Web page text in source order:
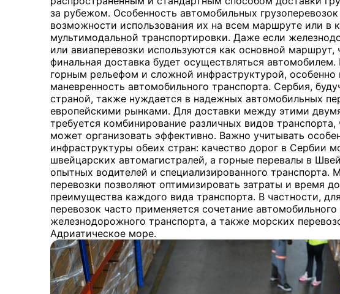
за рубежом. Особенность автомобильных
возможности использования их на всем маршруте или в
мультимодальной транспортировки. Даже если
или авиаперевозки используются как основной маршрут,
финальная доставка будет осуществляться
горным рельефом и сложной инфраструктурой, особенно
маневренность автомобильного транспорта. Сербия,
страной, также нуждается в надежных автомобильных
европейскими рынками. Для доставки между этими
требуется комбинирование различных видов
может организовать эффективно. Важно учитывать
инфраструктуры обеих стран: качество дорог в Сербии
швейцарских автомагистралей, а горные перевалы в
опытных водителей и специализированного транспорта.
перевозки позволяют оптимизировать затраты и время
преимущества каждого вида транспорта. В частности,
перевозок часто применяется сочетание автомобильного
железнодорожного транспорта, а также морских
Адриатическое море.